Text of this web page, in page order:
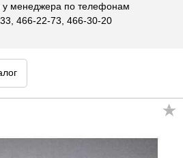
у менеджера по телефонам
466-22-73, 466-30-20